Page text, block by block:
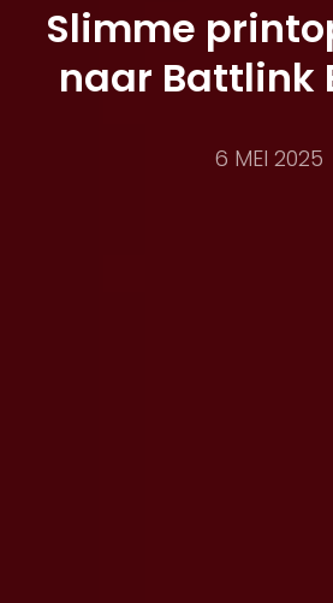
Slimme
naar Battlink
6 MEI 2025